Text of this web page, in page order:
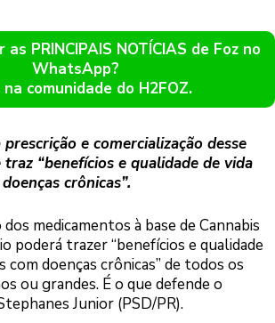
PRINCIPAIS NOTÍCIAS de Foz no
WhatsApp?
comunidade do H2FOZ.
e comercialização desse
“benefícios e qualidade de vida
crônicas”.
medicamentos à base de Cannabis
poderá trazer “benefícios e qualidade
com doenças crônicas” de todos os
ou grandes. É o que defende o
Junior (PSD/PR).